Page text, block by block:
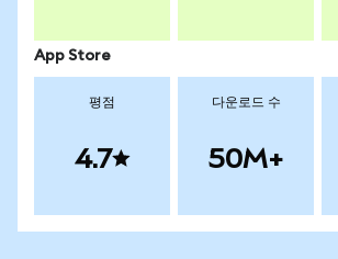
App Store
평점
4.7
다운로드 수
50M+